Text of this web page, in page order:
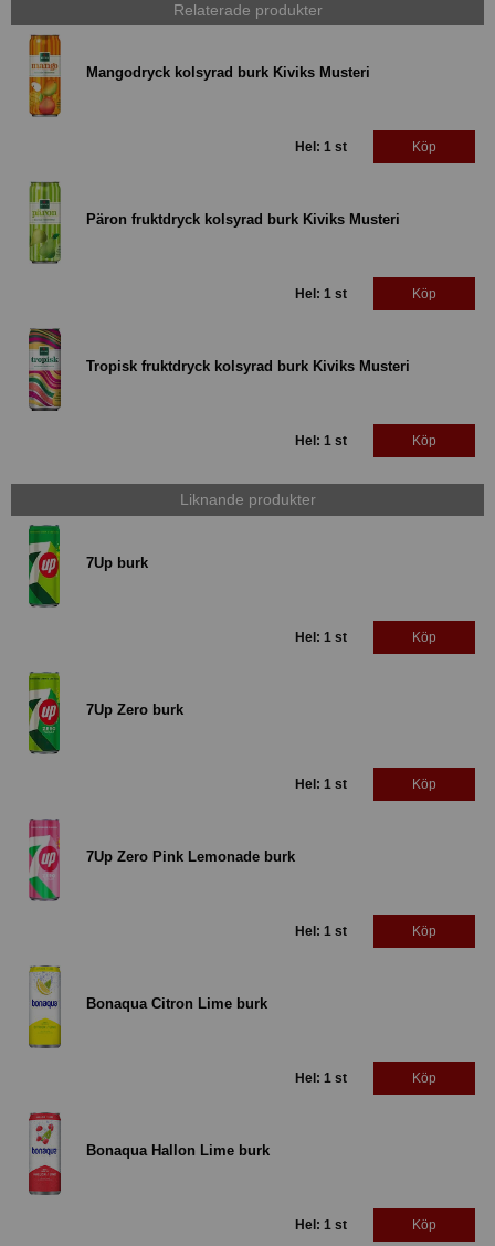
Relaterade produkter
Mangodryck kolsyrad burk Kiviks Musteri
Hel: 1 st Köp
Päron fruktdryck kolsyrad burk Kiviks Musteri
Hel: 1 st Köp
Tropisk fruktdryck kolsyrad burk Kiviks Musteri
Hel: 1 st Köp
Liknande produkter
7Up burk
Hel: 1 st Köp
7Up Zero burk
Hel: 1 st Köp
7Up Zero Pink Lemonade burk
Hel: 1 st Köp
Bonaqua Citron Lime burk
Hel: 1 st Köp
Bonaqua Hallon Lime burk
Hel: 1 st Köp